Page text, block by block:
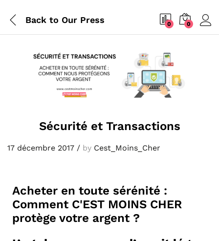
Back to Our Press 0 0
Sécurité et Transactions
17 décembre 2017 / by Cest_Moins_Cher
Acheter en toute sérénité :
Comment C'EST MOINS CHER
protège votre argent ?